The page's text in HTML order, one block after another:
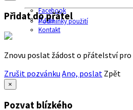
Facebook
O nás
Podmínky použití
Kontakt
Přidat do přátel
Znovu poslat žádost o přátelství pro
Zrušit pozvánku Ano, poslat Zpět
×
Pozvat blízkého